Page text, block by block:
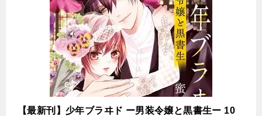
【最新刊】少年ブラヰド ー男装令嬢と黒書生ー 10